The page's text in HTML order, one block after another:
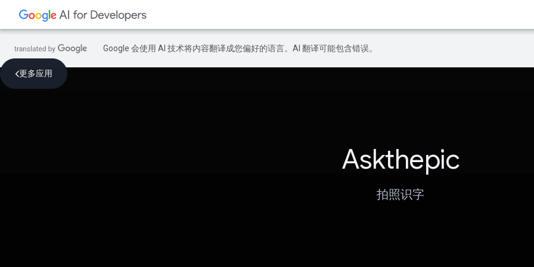
Google 会使用 AI 技术将内容翻译成您偏好的语言。AI 翻译可能包含错误。
更多应用
Askthepic
拍照识字